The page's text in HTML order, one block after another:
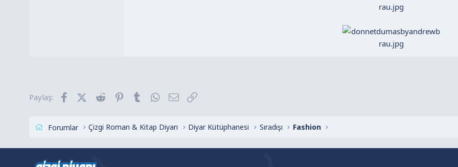
Paylaş: FacebookX (Twitter)
Reddit PinterestTumblrWhatsApp
E-posta
Forumlar Çizgi Roman & Kitap Diyarı Diyar Kütüphanesi Sıradışı Fashion